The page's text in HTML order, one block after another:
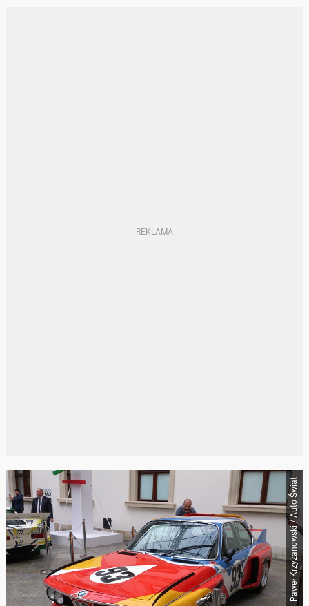
Paweł Krzyżanowski / Auto Świat